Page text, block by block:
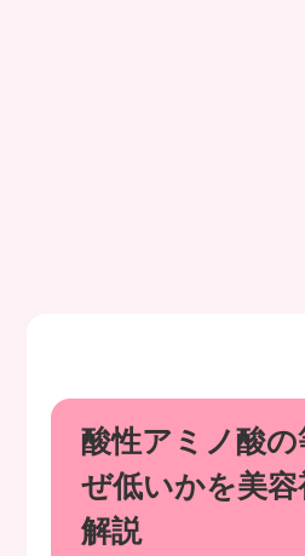
酸性アミノ酸
ぜ低いかを美
解説